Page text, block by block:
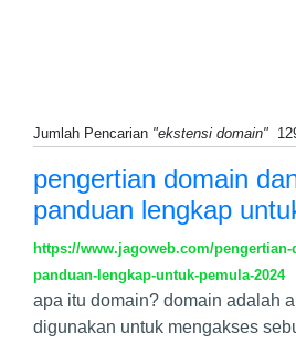
Jumlah Pencarian "ekstensi domain"
pengertian domain
panduan lengkap
https://www.jagoweb.com/
panduan-lengkap-untuk-pemula-2024
apa itu domain? domain adalah
digunakan untuk mengakses